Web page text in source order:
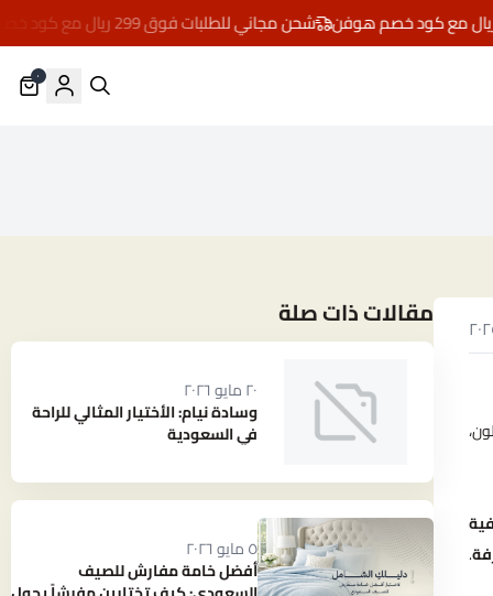
شحن مجاني للطلبات فوق 299 ريال مع كود خصم هوفن
٠
.
مقالات ذات صلة
٢٠ مايو ٢٠٢٦
وسادة نيام: الأختيار المثالي للراحة
في السعودية
٥ مايو ٢٠٢٦
أفضل خامة مفارش للصيف